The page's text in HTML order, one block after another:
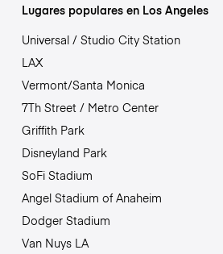
Lugares populares en Los Angeles
Universal / Studio City Station
LAX
Vermont/Santa Monica
7Th Street / Metro Center
Griffith Park
Disneyland Park
SoFi Stadium
Angel Stadium of Anaheim
Dodger Stadium
Van Nuys LA